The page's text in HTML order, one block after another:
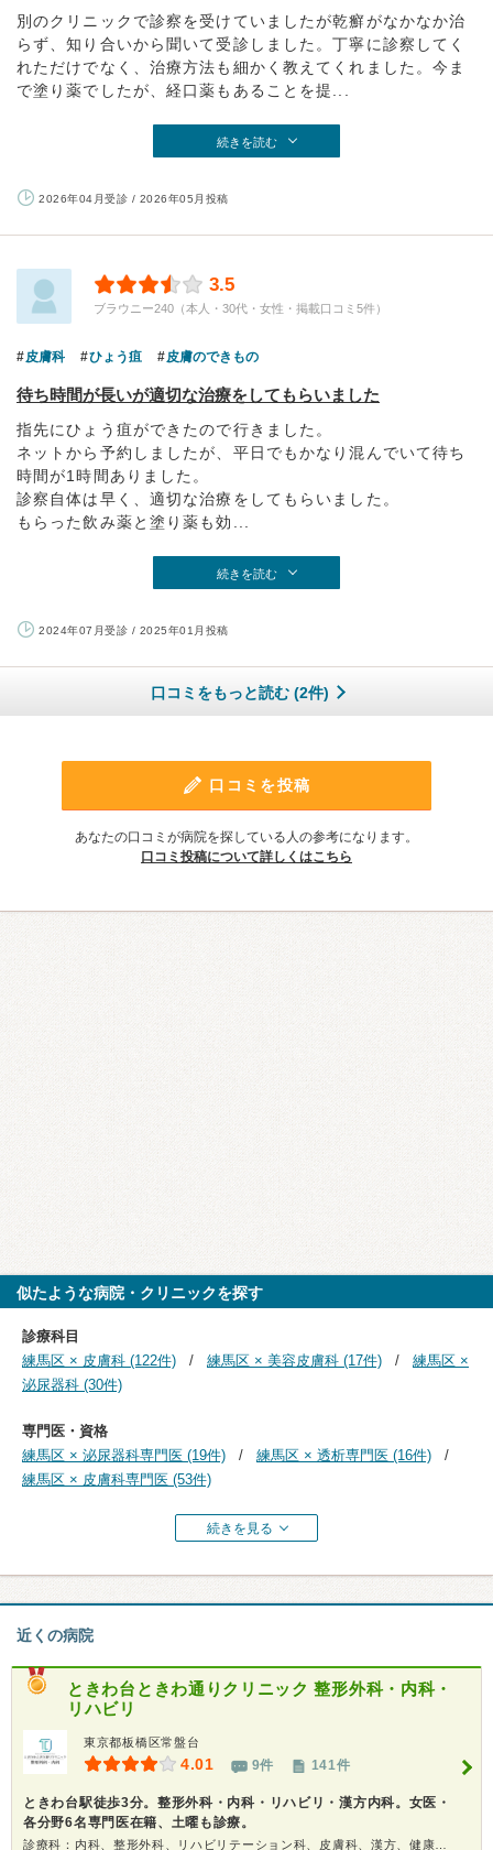
別のクリニックで診察を受けていましたが乾癬がなかなか治
らず、知り合いから聞いて受診しました。丁寧に診察してく
れただけでなく、治療方法も細かく教えてくれました。今ま
で塗り薬でしたが、経口薬もあることを提...
続きを読む
2026年04月受診 / 2026年05月投稿
3.5
ブラウニー240（本人・30代・女性・掲載口コミ5件）
皮膚科 ひょう疽 皮膚のできもの
待ち時間が長いが適切な治療をしてもらいました
指先にひょう疽ができたので行きました。
ネットから予約しましたが、平日でもかなり混んでいて待ち
時間が1時間ありました。
診察自体は早く、適切な治療をしてもらいました。
もらった飲み薬と塗り薬も効...
続きを読む
2024年07月受診 / 2025年01月投稿
口コミをもっと読む (2件)
口コミを投稿
あなたの口コミが病院を探している人の参考になります。
口コミ投稿について詳しくはこちら
似たような病院・クリニックを探す
診療科目
練馬区 × 皮膚科 (122件)
練馬区 × 美容皮膚科 (17件)
練馬区 ×
泌尿器科 (30件)
専門医・資格
練馬区 × 泌尿器科専門医 (19件)
練馬区 × 透析専門医 (16件)
練馬区 × 皮膚科専門医 (53件)
続きを見る
近くの病院
ときわ台ときわ通りクリニック 整形外科・内科・
リハビリ
東京都板橋区常盤台
4.01 9件 141件
ときわ台駅徒歩3分。整形外科・内科・リハビリ・漢方内科。女医・
各分野6名専門医在籍、土曜も診療。